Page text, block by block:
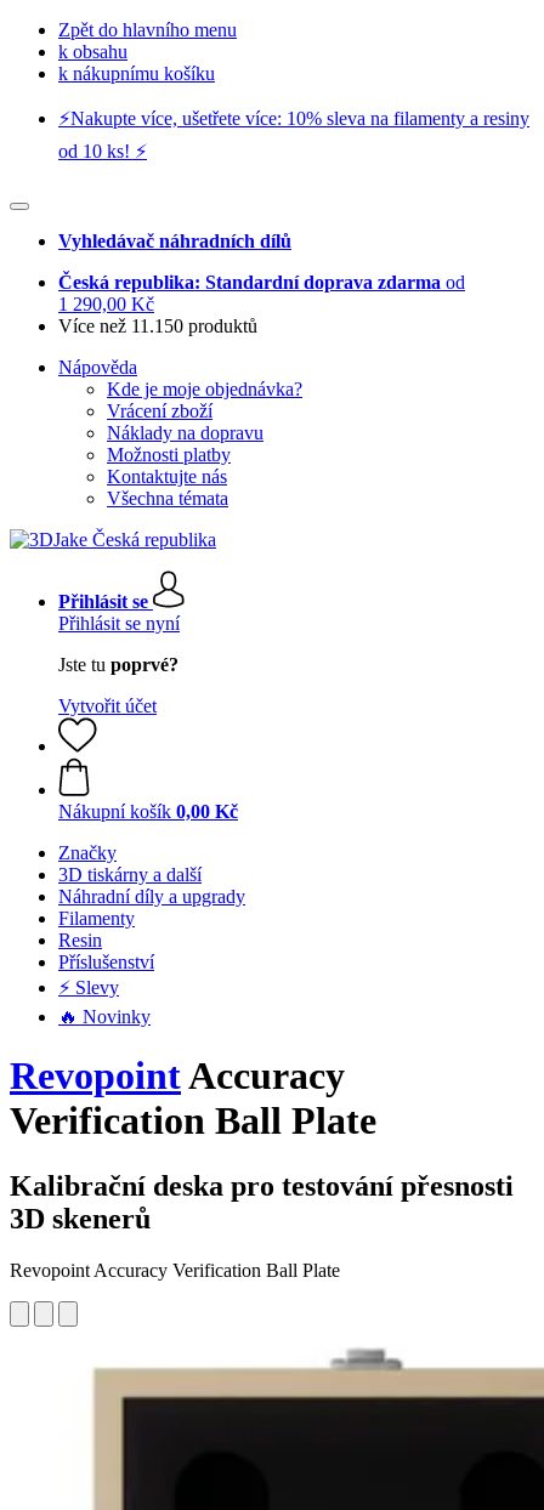
Zpět do hlavního menu
k obsahu
k nákupnímu košíku
⚡️Nakupte více, ušetřete více: 10% sleva na filamenty a resiny
od 10 ks! ⚡️
Vyhledávač náhradních dílů
Česká republika: Standardní doprava zdarma od
1 290,00 Kč
Více než 11.150 produktů
Nápověda
Kde je moje objednávka?
Vrácení zboží
Náklady na dopravu
Možnosti platby
Kontaktujte nás
Všechna témata
Přihlásit se
Přihlásit se nyní
Jste tu poprvé?
Vytvořit účet
Nákupní košík 0,00 Kč
Značky
3D tiskárny a další
Náhradní díly a upgrady
Filamenty
Resin
Příslušenství
⚡ Slevy
🔥 Novinky
RevopointAccuracy
Verification Ball Plate
Kalibrační deska pro testování přesnosti
3D skenerů
Revopoint Accuracy Verification Ball Plate